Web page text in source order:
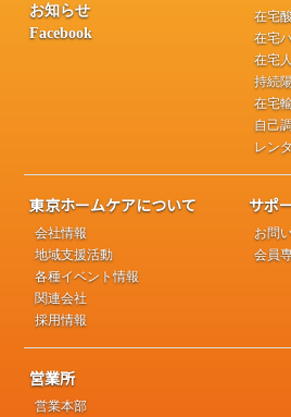
お知らせ
Facebook
在宅
在宅
在宅
持続
在宅
自己
レン
東京ホームケアについて
会社情報
地域支援活動
各種イベント情報
関連会社
採用情報
サポ
お問
会員
営業所
営業本部